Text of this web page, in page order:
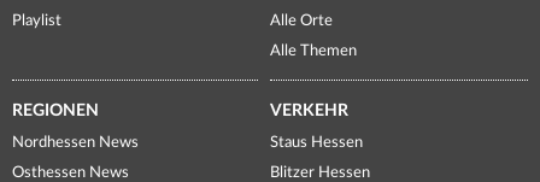
Playlist
Alle Orte
Alle Themen
REGIONEN
Nordhessen News
Osthessen News
VERKEHR
Staus Hessen
Blitzer Hessen